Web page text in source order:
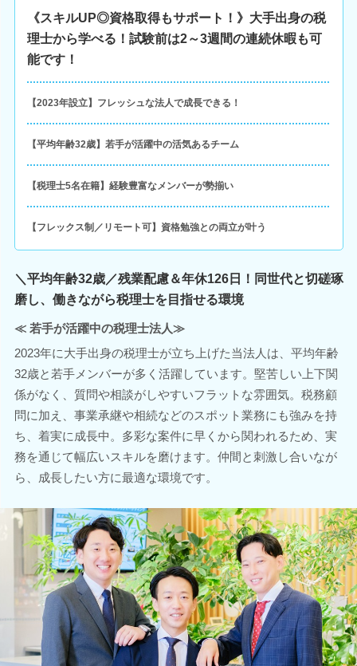
《スキルUP◎資格取得もサポート！》大手出身の税
理士から学べる！試験前は2～3週間の連続休暇も可
能です！
【2023年設立】フレッシュな法人で成長できる！
【平均年齢32歳】若手が活躍中の活気あるチーム
【税理士5名在籍】経験豊富なメンバーが勢揃い
【フレックス制／リモート可】資格勉強との両立が叶う
＼平均年齢32歳／残業配慮＆年休126日！同世代と切磋琢
磨し、働きながら税理士を目指せる環境
≪ 若手が活躍中の税理士法人≫
2023年に大手出身の税理士が立ち上げた当法人は、平均年齢
32歳と若手メンバーが多く活躍しています。堅苦しい上下関
係がなく、質問や相談がしやすいフラットな雰囲気。税務顧
問に加え、事業承継や相続などのスポット業務にも強みを持
ち、着実に成長中。多彩な案件に早くから関われるため、実
務を通じて幅広いスキルを磨けます。仲間と刺激し合いなが
ら、成長したい方に最適な環境です。